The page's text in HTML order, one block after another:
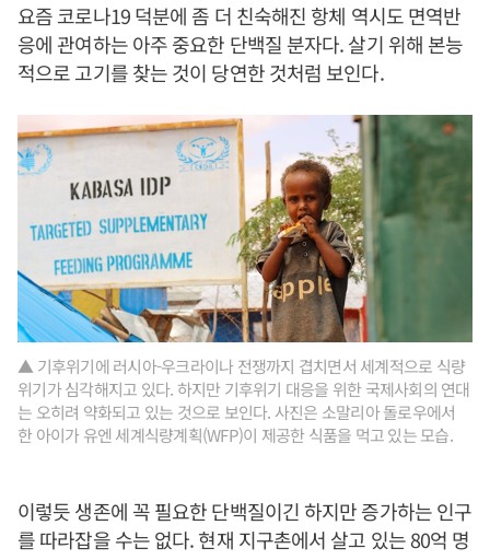
요즘 코로나19 덕분에 좀 더 친숙해진 항체 역시도 면역반
응에 관여하는 아주 중요한 단백질 분자다. 살기 위해 본능
적으로 고기를 찾는 것이 당연한 것처럼 보인다.
▲ 기후위기에 러시아-우크라이나 전쟁까지 겹치면서 세계적으로 식량
위기가 심각해지고 있다. 하지만 기후위기 대응을 위한 국제사회의 연대
는 오히려 약화되고 있는 것으로 보인다. 사진은 소말리아 돌로우에서
한 아이가 유엔 세계식량계획(WFP)이 제공한 식품을 먹고 있는 모습.
이렇듯 생존에 꼭 필요한 단백질이긴 하지만 증가하는 인구
를 따라잡을 수는 없다. 현재 지구촌에서 살고 있는 80억 명